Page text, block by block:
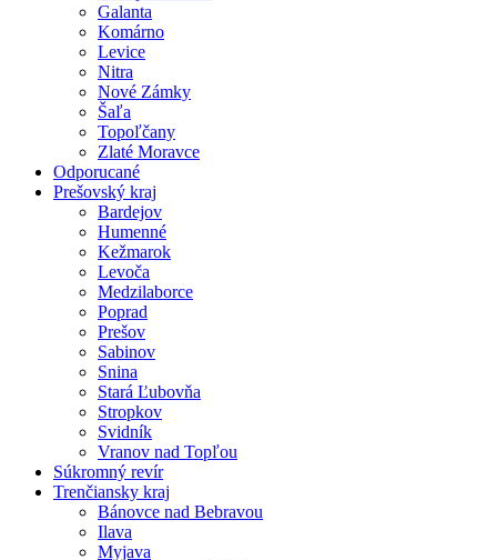
Galanta
Komárno
Levice
Nitra
Nové Zámky
Šaľa
Topoľčany
Zlaté Moravce
Odporucané
Prešovský kraj
Bardejov
Humenné
Kežmarok
Levoča
Medzilaborce
Poprad
Prešov
Sabinov
Snina
Stará Ľubovňa
Stropkov
Svidník
Vranov nad Topľou
Súkromný revír
Trenčiansky kraj
Bánovce nad Bebravou
Ilava
Myjava